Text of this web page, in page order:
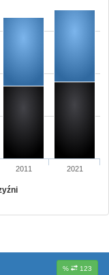
2011 2021
% 123